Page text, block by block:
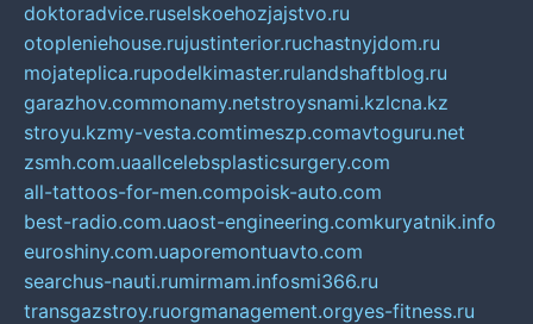
doktoradvice.ruselskoehozjajstvo.ru
otopleniehouse.rujustinterior.ruchastnyjdom.ru
mojateplica.rupodelkimaster.rulandshaftblog.ru
garazhov.commonamy.netstroysnami.kzlcna.kz
stroyu.kzmy-vesta.comtimeszp.comavtoguru.net
zsmh.com.uaallcelebsplasticsurgery.com
all-tattoos-for-men.compoisk-auto.com
best-radio.com.uaost-engineering.comkuryatnik.info
euroshiny.com.uaporemontuavto.com
searchus-nauti.rumirmam.infosmi366.ru
transgazstroy.ruorgmanagement.orgyes-fitness.ru